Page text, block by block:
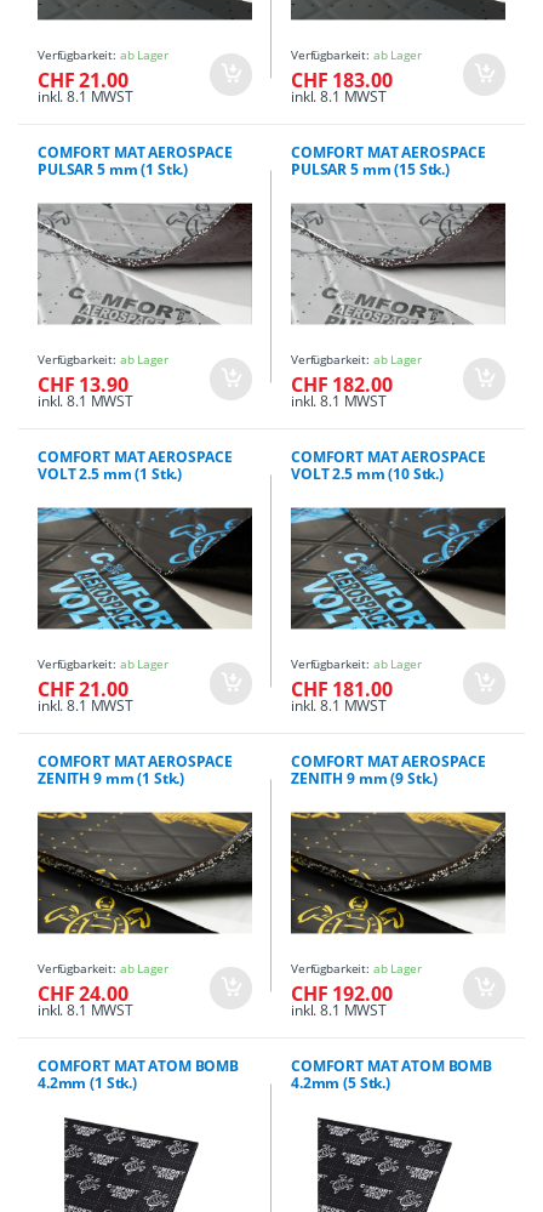
Verfügbarkeit: ab Lager
CHF 21.00
inkl. 8.1 MWST
Verfügbarkeit: ab Lager
CHF 183.00
inkl. 8.1 MWST
COMFORT MAT AEROSPACE
PULSAR 5 mm (1 Stk.)
Verfügbarkeit: ab Lager
CHF 13.90
inkl. 8.1 MWST
COMFORT MAT AEROSPACE
PULSAR 5 mm (15 Stk.)
Verfügbarkeit: ab Lager
CHF 182.00
inkl. 8.1 MWST
COMFORT MAT AEROSPACE
VOLT 2.5 mm (1 Stk.)
Verfügbarkeit: ab Lager
CHF 21.00
inkl. 8.1 MWST
COMFORT MAT AEROSPACE
VOLT 2.5 mm (10 Stk.)
Verfügbarkeit: ab Lager
CHF 181.00
inkl. 8.1 MWST
COMFORT MAT AEROSPACE
ZENITH 9 mm (1 Stk.)
Verfügbarkeit: ab Lager
CHF 24.00
inkl. 8.1 MWST
COMFORT MAT AEROSPACE
ZENITH 9 mm (9 Stk.)
Verfügbarkeit: ab Lager
CHF 192.00
inkl. 8.1 MWST
COMFORT MAT ATOM BOMB
4.2mm (1 Stk.)
COMFORT MAT ATOM BOMB
4.2mm (5 Stk.)